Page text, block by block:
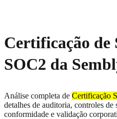
Certificação de
SOC2 da
Análise completa de Certificação
detalhes de auditoria, controles
conformidade e validação